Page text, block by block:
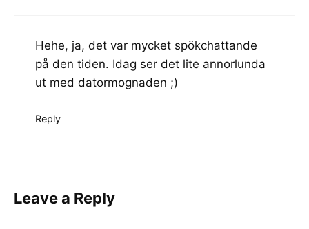
Hehe, ja, det var mycket spökchattande
på den tiden. Idag ser det lite annorlunda
ut med datormognaden ;)
Reply
Leave a Reply